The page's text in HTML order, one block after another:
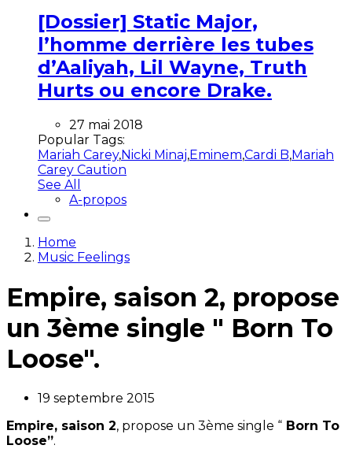
[Dossier] Static Major,
l’homme derrière les tubes
d’Aaliyah, Lil Wayne, Truth
Hurts ou encore Drake.
27 mai 2018
Popular Tags:
Mariah Carey,Nicki Minaj,Eminem,Cardi B,Mariah
Carey Caution
See All
A-propos
Home
Music Feelings
Empire, saison 2, propose
un 3ème single " Born To
Loose".
19 septembre 2015
Empire, saison 2, propose un 3ème single “ Born To
Loose”.